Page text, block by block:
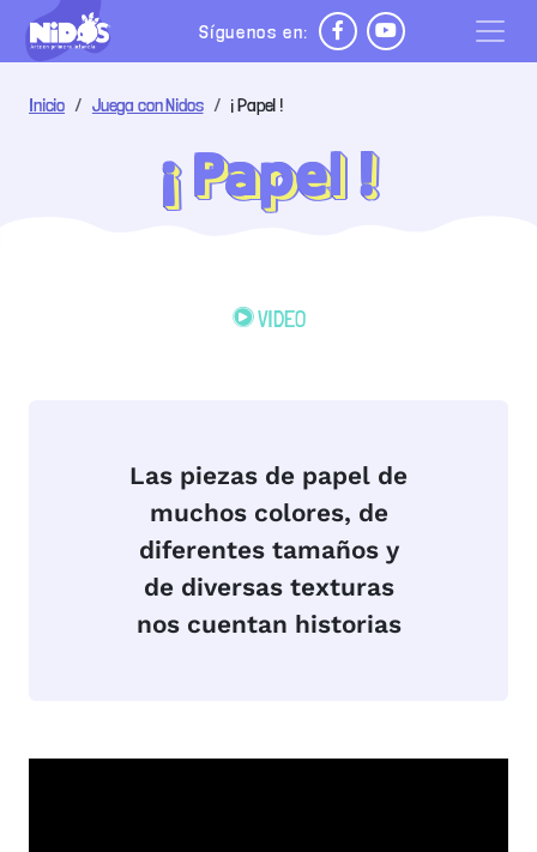
Pasar al contenido principal
Síguenos en:
ayuda a la navegación
Inicio Juega con Nidos ¡ Papel !
¡ Papel !
VIDEO
Las piezas de papel de
muchos colores, de
diferentes tamaños y
de diversas texturas
nos cuentan historias